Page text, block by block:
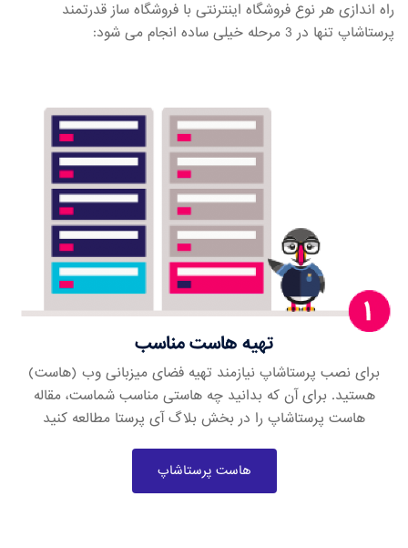
راه اندازی هر نوع فروشگاه اینترنتی با فروشگاه ساز قدرتمند
پرستاشاپ تنها در 3 مرحله خیلی ساده انجام می شود:
تهیه هاست مناسب
برای نصب پرستاشاپ نیازمند تهیه فضای میزبانی وب (هاست)
هستید. برای آن که بدانید چه هاستی مناسب شماست، مقاله
هاست پرستاشاپ را در بخش بلاگ آی پرستا مطالعه کنید
هاست پرستاشاپ